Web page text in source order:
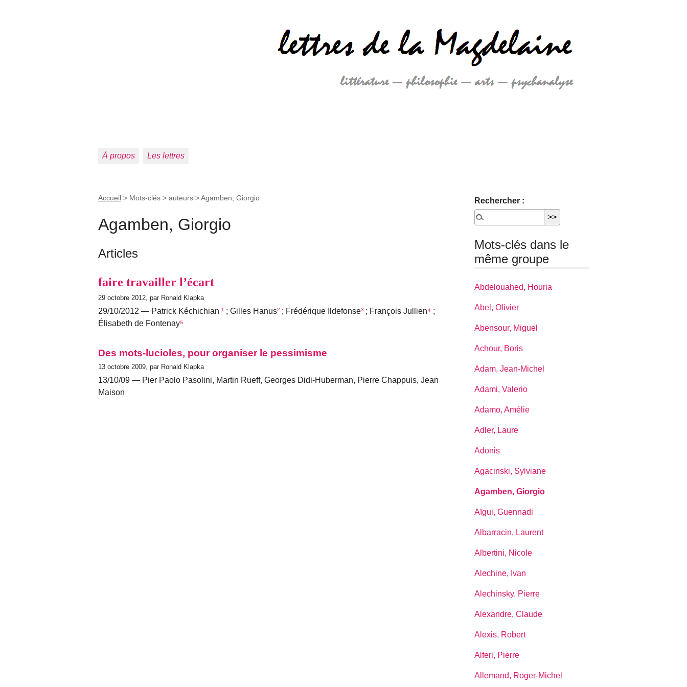
À propos Les lettres
Accueil > Mots-clés > auteurs >Agamben, Giorgio
Agamben, Giorgio
Articles
faire travailler l’écart
29 octobre 2012, par Ronald Klapka
29/10/2012 — Patrick Kéchichian ¹ ; Gilles Hanus² ; Frédérique Ildefonse³ ; François Jullien⁴ ;
Élisabeth de Fontenay⁵
Des mots-lucioles, pour organiser le pessimisme
13 octobre 2009, par Ronald Klapka
13/10/09 — Pier Paolo Pasolini, Martin Rueff, Georges Didi-Huberman, Pierre Chappuis, Jean
Maison
Rechercher :
Mots-clés dans le
même groupe
Abdelouahed, Houria
Abel, Olivier
Abensour, Miguel
Achour, Boris
Adam, Jean-Michel
Adami, Valerio
Adamo, Amélie
Adler, Laure
Adonis
Agacinski, Sylviane
Agamben, Giorgio
Aïgui, Guennadi
Albarracin, Laurent
Albertini, Nicole
Alechine, Ivan
Alechinsky, Pierre
Alexandre, Claude
Alexis, Robert
Alferi, Pierre
Allemand, Roger-Michel